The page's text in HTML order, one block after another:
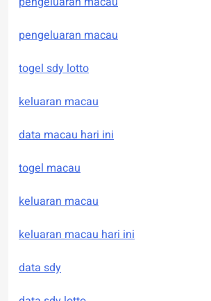
pengeluaran macau
togel sdy lotto
keluaran macau
data macau hari ini
togel macau
keluaran macau
keluaran macau hari ini
data sdy